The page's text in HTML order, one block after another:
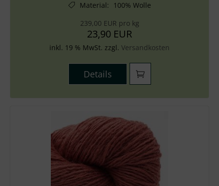
Material: 100% Wolle
239,00 EUR pro kg
23,90 EUR
inkl. 19 % MwSt. zzgl. Versandkosten
Details